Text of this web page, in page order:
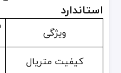
استاندارد
ویژگی
کیفیت متریال